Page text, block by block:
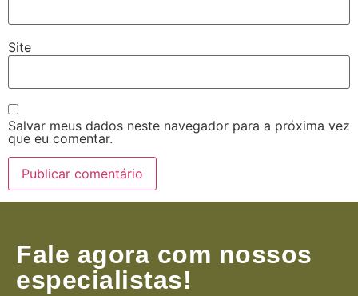
Site
Salvar meus dados neste navegador para a próxima vez
que eu comentar.
Fale agora com nossos
especialistas!